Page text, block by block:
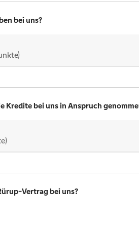
bei uns?
Kredite bei uns in Anspruch
Vertrag bei uns?